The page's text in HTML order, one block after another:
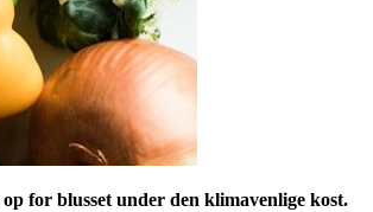
for blusset under den klimavenlige kost.